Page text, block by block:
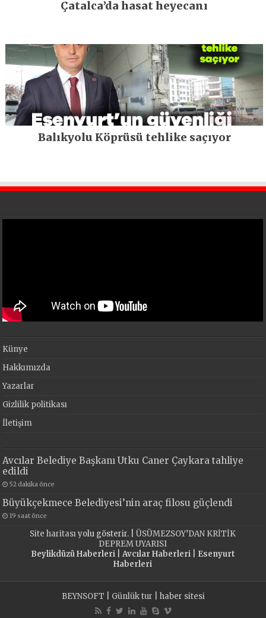
Çatalca’da hasat heyecanı
Balıkyolu Köprüsü tehlike saçıyor
Künye
Hakkımızda
Yazarlar
Gizlilik politikası
İletişim
Avcılar Belediye Başkanı Utku Caner Çaykara tahliye
edildi
52 dakika önce
Büyükçekmece Belediyesi’nin araç filosu güçlendi
19 saat önce
Site haritasıyolu gösterir. |ÜSÜMEZSOY’DAN KRİTİK
DEPREM UYARISI
Beylikdüzü Haberleri| Avcılar Haberleri| Esenyurt
Haberleri
BEYNSOFT Günlük tur haber sitesi